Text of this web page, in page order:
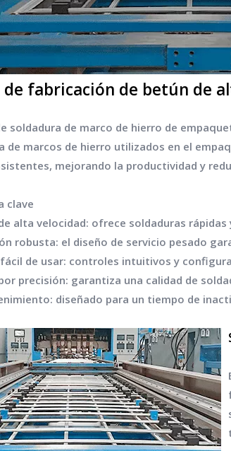
fabricación de betún de
soldadura de marco de hierro de
de marcos de hierro utilizados en el
mejorando la productividad y
clave
alta velocidad: ofrece soldaduras
robusta: el diseño de servicio pesado
de usar: controles intuitivos y
precisión: garantiza una calidad de
diseñado para un tiempo de